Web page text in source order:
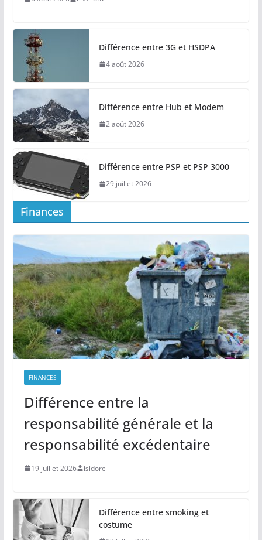
6 août 2026 charlotte
Différence entre 3G et HSDPA
4 août 2026
Différence entre Hub et Modem
2 août 2026
Différence entre PSP et PSP 3000
29 juillet 2026
Finances
Différence entre la
responsabilité générale et la
responsabilité excédentaire
19 juillet 2026 isidore
Différence entre smoking et
costume